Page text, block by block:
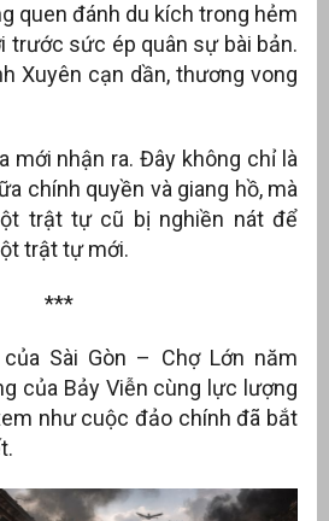
quen đánh du kích trong hẻm
trước sức ép quân sự bài bản.
Xuyên cạn dần, thương vong
mới nhận ra. Đây không chỉ là
chính quyền và giang hồ, mà
trật tự cũ bị nghiền nát để
trật tự mới.
***
Sài Gòn – Chợ Lớn năm
của Bảy Viễn cùng lực lượng
như cuộc đảo chính đã bắt